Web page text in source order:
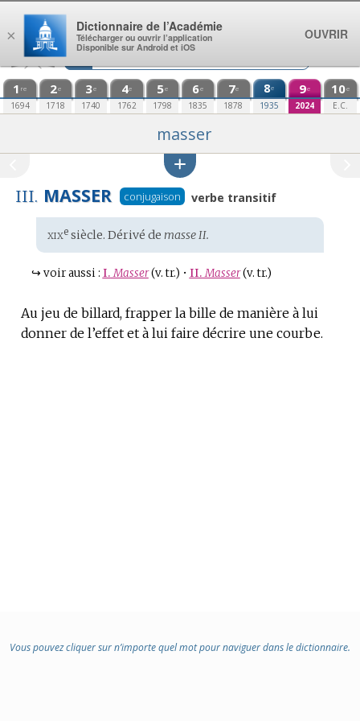
Aller au contenu
1 re
1694
2e
1718
3e
1740
4e
1762
5e
1798
6e
1835
7e
1878
8e
1935
9e
2024
10e
E.C.
masser
III. MASSER conjugaison verbe transitif
Étymologie
:
xixesiècle. Dérivé de masse II.
↪ voir aussi : I.Masser (v. tr.) • II.Masser (v. tr.)
Au jeu de billard, frapper la bille de manière à lui
donner de l’effet et à lui faire décrire une courbe.
Vous pouvez cliquer sur n’importe quel mot pour naviguer dans le dictionnaire.
×
Dictionnaire de l’Académie
Télécharger ou ouvrir l’application
Disponible sur Android et iOS
OUVRIR